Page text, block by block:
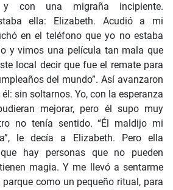
y con una migraña incipiente.
ella: Elizabeth. Acudió a mi
en el teléfono que yo no estaba
y vimos una película tan mala que
local decir que fue el remate para
del mundo”. Así avanzaron
sin soltarnos. Yo, con la esperanza
mejorar, pero él supo muy
no tenía sentido. “Él maldijo mi
le decía a Elizabeth. Pero ella
hay personas que no pueden
magia. Y me llevó a sentarme
como un pequeño ritual, para